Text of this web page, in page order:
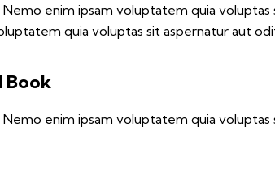
enim ipsam voluptatem quia
quia voluptas sit aspernatur aut
Book
Nemo enim ipsam voluptatem quia